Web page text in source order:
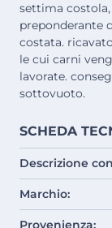
settima
preponderante
costata.
le cui carni
lavorate.
sottovuoto.
SCHEDA
Descrizione
Marchio:
Provenienza: